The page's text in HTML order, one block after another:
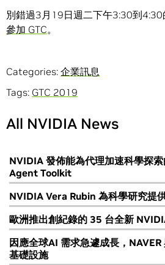
別錯過3月19日週二下午3:30到
參加 GTC。
Categories: 企業訊息
Tags: GTC 2019
All NVIDIA News
NVIDIA 發佈能為代理加速科學探
Agent Toolkit
NVIDIA Vera Rubin 為科學研究提
歐洲推出創紀錄的 35 台全新
因應全球AI 需求急遽成長，
基礎設施